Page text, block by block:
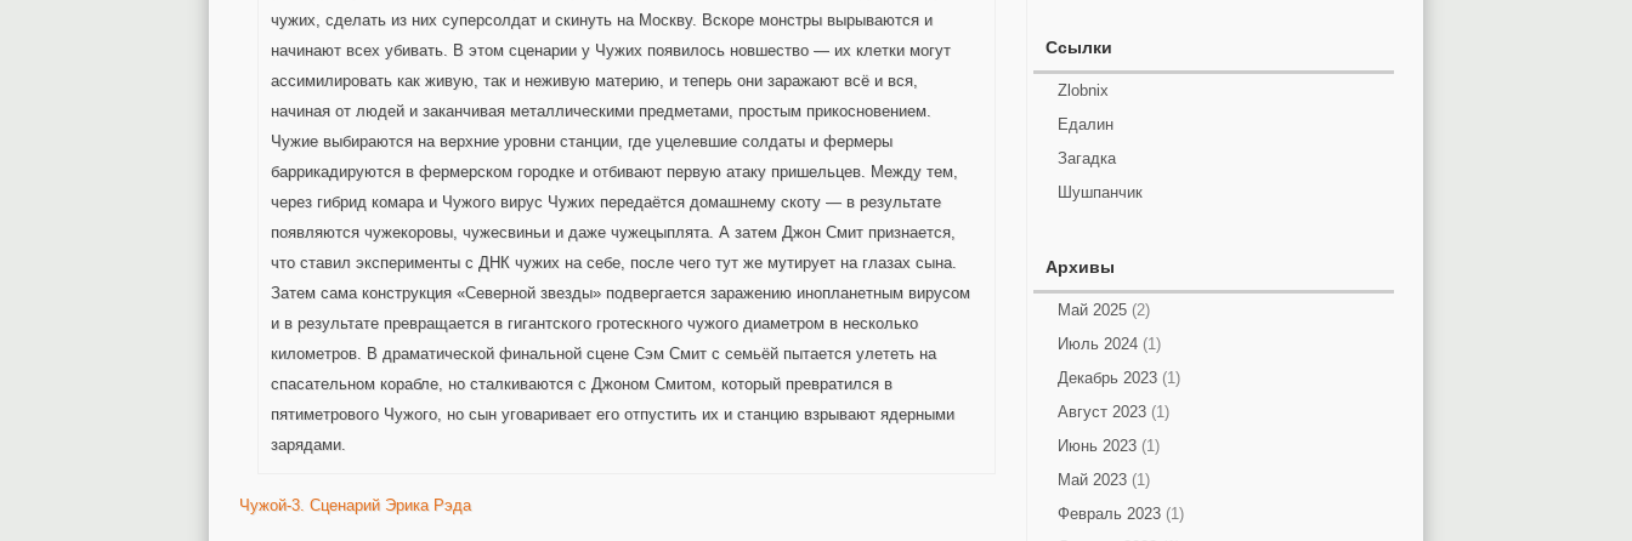
чужих, сделать из них суперсолдат и скинуть на Москву. Вскоре монстры вырываются и
начинают всех убивать. В этом сценарии у Чужих появилось новшество — их клетки могут
ассимилировать как живую, так и неживую материю, и теперь они заражают всё и вся,
начиная от людей и заканчивая металлическими предметами, простым прикосновением.
Чужие выбираются на верхние уровни станции, где уцелевшие солдаты и фермеры
баррикадируются в фермерском городке и отбивают первую атаку пришельцев. Между тем,
через гибрид комара и Чужого вирус Чужих передаётся домашнему скоту — в результате
появляются чужекоровы, чужесвиньи и даже чужецыплята. А затем Джон Смит признается,
что ставил эксперименты с ДНК чужих на себе, после чего тут же мутирует на глазах сына.
Затем сама конструкция «Северной звезды» подвергается заражению инопланетным вирусом
и в результате превращается в гигантского гротескного чужого диаметром в несколько
километров. В драматической финальной сцене Сэм Смит с семьёй пытается улететь на
спасательном корабле, но сталкиваются с Джоном Смитом, который превратился в
пятиметрового Чужого, но сын уговаривает его отпустить их и станцию взрывают ядерными
зарядами.
Чужой-3. Сценарий Эрика Рэда
Ссылки
Zlobnix
Едалин
Загадка
Шушпанчик
Архивы
Май 2025(2)
Июль 2024(1)
Декабрь 2023(1)
Август 2023(1)
Июнь 2023(1)
Май 2023(1)
Февраль 2023(1)